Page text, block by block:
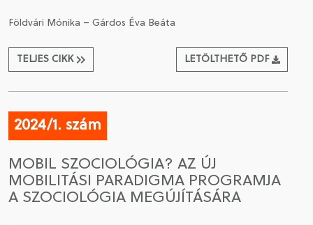
Földvári Mónika – Gárdos Éva Beáta
TELJES CIKK LETÖLTHETŐ PDF
2024/1. szám
MOBIL SZOCIOLÓGIA? AZ ÚJ
MOBILITÁSI PARADIGMA PROGRAMJA
A SZOCIOLÓGIA MEGÚJÍTÁSÁRA